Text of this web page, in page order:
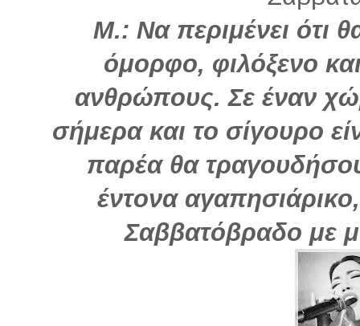
Μ.: Να περιμένει ότι
όμορφο, φιλόξενο
ανθρώπους. Σε έναν
σήμερα και το σίγουρο
παρέα θα
έντονα
Σαββατόβραδο με